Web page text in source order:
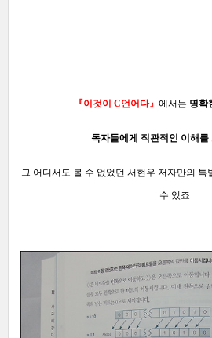
『이것이 C언어다』 에서는 명확
독자들에게 직관적인 이해를
그 어디서도 볼 수 없었던 서현우 저자만의 특
수 있죠.